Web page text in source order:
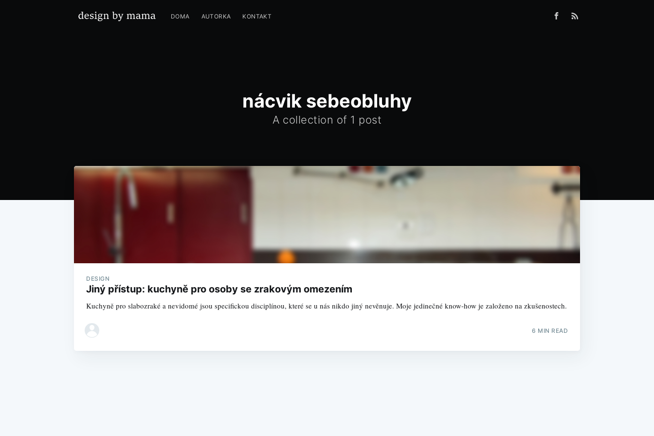
DOMA AUTORKA KONTAKT
nácvik sebeobluhy
A collection of 1 post
DESIGN
Jiný přístup: kuchyně pro osoby se zrakovým omezením
Kuchyně pro slabozraké a nevidomé jsou specifickou disciplínou, které se u nás nikdo jiný nevěnuje. Moje jedinečné know-how je založeno na zkušenostech.
6 MIN READ